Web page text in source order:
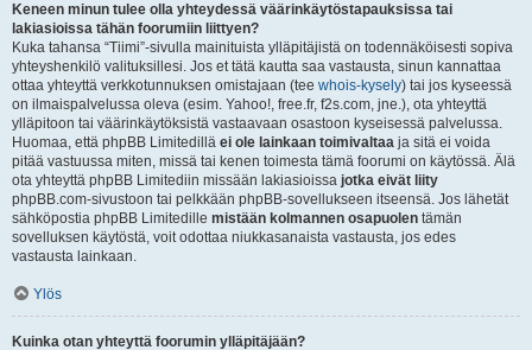
Keneen minun tulee olla yhteydessä väärinkäytöstapauksissa tai
lakiasioissa tähän foorumiin liittyen?
Kuka tahansa “Tiimi”-sivulla mainituista ylläpitäjistä on todennäköisesti sopiva
yhteyshenkilö valituksillesi. Jos et tätä kautta saa vastausta, sinun kannattaa
ottaa yhteyttä verkkotunnuksen omistajaan (tee whois-kysely) tai jos kyseessä
on ilmaispalvelussa oleva (esim. Yahoo!, free.fr, f2s.com, jne.), ota yhteyttä
ylläpitoon tai väärinkäytöksistä vastaavaan osastoon kyseisessä palvelussa.
Huomaa, että phpBB Limitedillä ei ole lainkaan toimivaltaa ja sitä ei voida
pitää vastuussa miten, missä tai kenen toimesta tämä foorumi on käytössä. Älä
ota yhteyttä phpBB Limitediin missään lakiasioissa jotka eivät liity
phpBB.com-sivustoon tai pelkkään phpBB-sovellukseen itseensä. Jos lähetät
sähköpostia phpBB Limitedille mistään kolmannen osapuolen tämän
sovelluksen käytöstä, voit odottaa niukkasanaista vastausta, jos edes
vastausta lainkaan.
Ylös
Kuinka otan yhteyttä foorumin ylläpitäjään?